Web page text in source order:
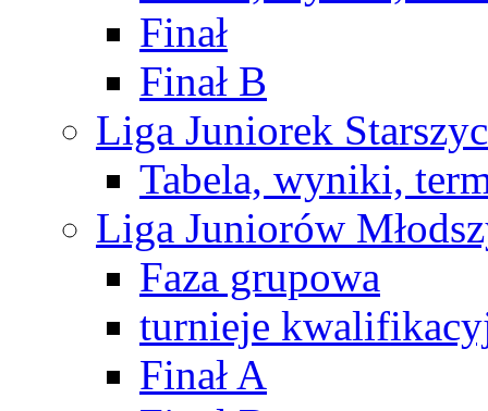
Finał
Finał B
Liga Juniorek
Tabela, wyniki,
Liga Juniorów
Faza grupowa
turnieje
Finał A